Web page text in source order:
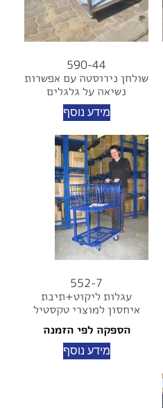
590-44
שולחן נירוסטה עם אפשרות
נשיאה על גלגלים
מידע נוסף
552-7
עגלות ליקוט+תיבת
איחסון למוצרי טקסטיל
הספקה לפי הזמנה
מידע נוסף